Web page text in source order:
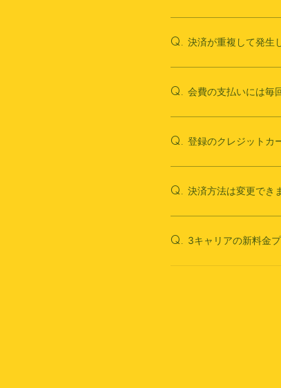
Q. 決済が重複して発生
Q. 会費の支払いには毎
Q. 登録のクレジットカ
Q. 決済方法は変更でき
Q. 3キャリアの新料金